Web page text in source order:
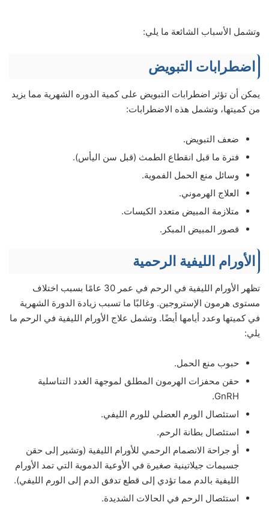
وتشمل الأسباب الشائعة ما يلي:
اضطرابات التبويض
يمكن أن تؤثر اضطرابات التبويض على كمية الدوره الشهرية مما يزيد
من كميتها، وتشمل هذه الاضطرابات:
ضعف التبويض.
فترة ما قبل انقطاع الطمث (قبل سن اليأس).
وسائل منع الحمل الفموية.
العلاج الهرموني.
متلازمة المبيض متعدد الكيسات.
قصور المبيض المبكر.
الأورام الليفية الرحمية
تظهر الأورام الليفية في الرحم في عمر 30 عامًا بسبب اختلاف
مستوى هرمون الإستروجين. وغالبًا ما تسبب زيادة الدورة الشهرية
في كميتها وعدد أيامها أيضًا. وتشمل علاج الأورام الليفية في الرحم ما
يلي:
حبوب منع الحمل.
حقن محفزات الهرمون المطلق لموجهة الغدد التناسلية
GnRH.
استئصال الورم العضلي للورم الليفي.
استئصال بطانة الرحم.
أو جراحة الانصمام الرحمي للأورام الليفية (وتشير إلى حقن
جسيمات جيلاتينية صغيرة في الأوعية الدموية التي تمد الأورام
الليفية بالدم مما تؤدي إلى قطع تدفق الدم إلى الورم الليفي).
استئصال الرحم في الحالات الشديدة.